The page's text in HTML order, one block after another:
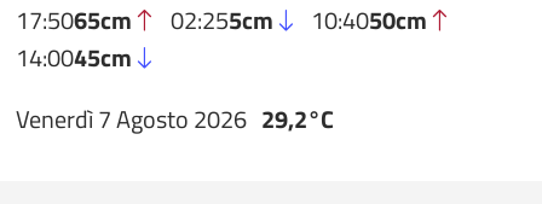
17:5065cm 02:255cm 10:4050cm
14:0045cm
Venerdì 7 Agosto 2026 29,2°C